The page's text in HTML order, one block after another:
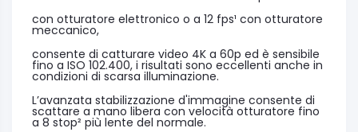
con otturatore elettronico o a 12 fps¹ con otturatore
meccanico,
consente di catturare video 4K a 60p ed è sensibile
fino a ISO 102.400, i risultati sono eccellenti anche in
condizioni di scarsa illuminazione.
L’avanzata stabilizzazione d'immagine consente di
scattare a mano libera con velocità otturatore fino
a 8 stop² più lente del normale.